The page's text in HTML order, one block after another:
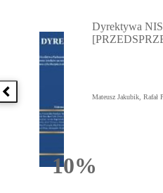
Poprzednia książka
10%Rabatu
Dyrektywa
Mateusz Jakubik, Rafał